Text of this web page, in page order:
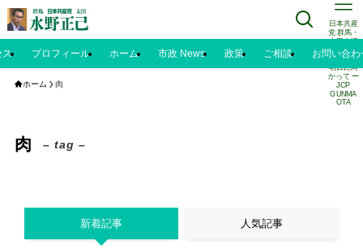
日本共産
党 群馬・
太田市議
水野正己
のブログ |
明日に向
かって ー
JCP
GUNMA
OTA
ス プロフィール ホーム 市政 News 政策 ご相談 お問い合わ
ホーム 肉
肉 – tag –
新着記事 人気記事